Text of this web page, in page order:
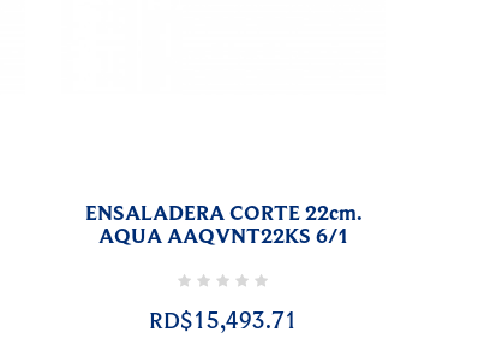
ENSALADERA CORTE 22cm.
AQUA AAQVNT22KS 6/1
RD$15,493.71